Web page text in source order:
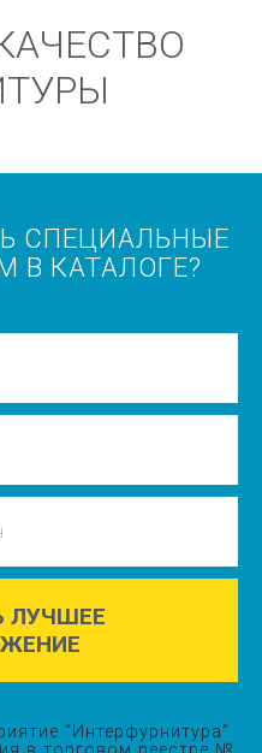
СПЕЦИАЛЬНЫЕ
В КАТАЛОГЕ?
ЛУЧШЕЕ
“Интерфурнитура”